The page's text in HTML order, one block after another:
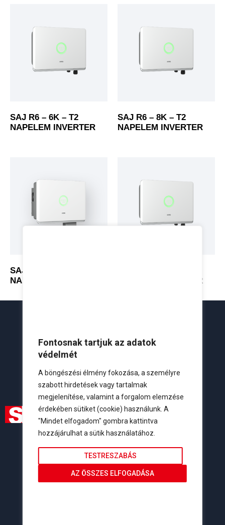
Fontosnak tartjuk az adatok
védelmét
A böngészési élmény fokozása, a személyre
szabott hirdetések vagy tartalmak
megjelenítése, valamint a forgalom elemzése
érdekében sütiket (cookie) használunk. A
"Mindet elfogadom" gombra kattintva
hozzájárulhat a sütik használatához.
TESTRESZABÁS
AZ ÖSSZES ELFOGADÁSA
SAJ R6 – 6K – T2
NAPELEM INVERTER
SAJ R6 – 8K – T2
NAPELEM INVERTER
SAJ R6 – 15K – T2 – 32
NAPELEM INVERTER
NAPELEM INVERTER
Elérhetőségeink
Lakossági:+36 20 261 0251
Viszonteladói:+36 20 434 7422
Szerviz:+36 20 427 8572